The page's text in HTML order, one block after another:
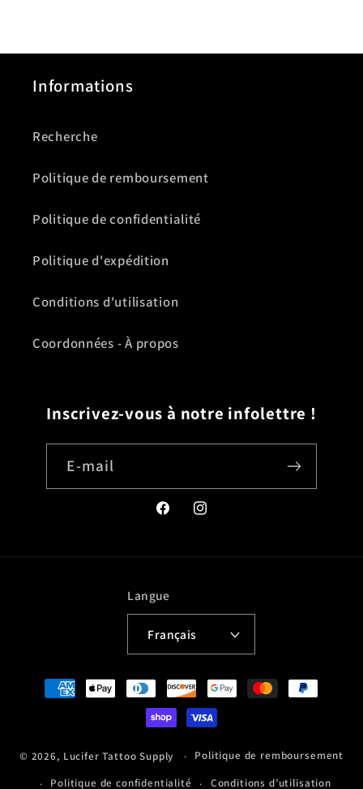
Informations
Recherche
Politique de remboursement
Politique de confidentialité
Politique d'expédition
Conditions d'utilisation
Coordonnées - À propos
Inscrivez-vous à notre infolettre !
E-mail
FacebookInstagram
Langue
Français
Moyens
de
© 2026, Lucifer Tattoo Supply Politique de remboursement
Politique de confidentialité Conditions d’utilisation